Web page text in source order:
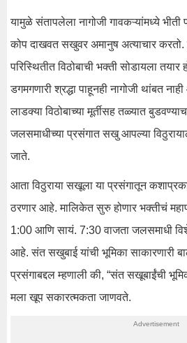
यामुळे संतापलेला नागोजी गावकऱ्यांमध्ये भीती
कोप दाखवत सखुवर अमानुष अत्याचार करतो.
परिस्थितीत विठोबाची भक्ती सोडायला तयार
डगमगणारी श्रद्धा पाहूनही नागोजी थांबत
लाडक्या विठोबाच्या मूर्तीसह तळ्यात
जलसमाधीच्या प्रसंगात सखु आपल्या
जाते.
आता विठुराया सखूला या प्रसंगातून
ठरणार आहे. मालिकेत सुरु होणार भक्तीचं
1:00 आणि सायं. 7:30 वाजता जलसमाधी
आहे. संत सखुबाई यांची भूमिका साकारणारी
प्रसंगाबद्दल म्हणाली की, “संत सखूबाईंची
मला खूप सकारत्मकता जाणवते.